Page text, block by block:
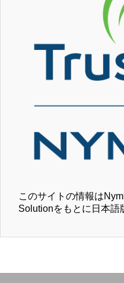
このサイトの情報は
Solutionをもとに日本語